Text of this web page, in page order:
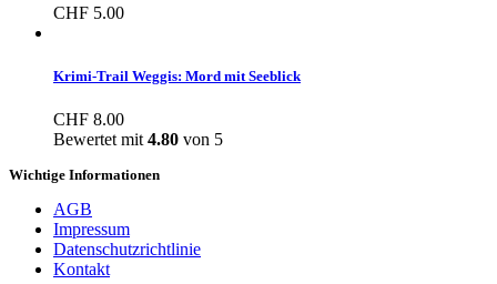
CHF 5.00
Krimi-Trail Weggis: Mord mit Seeblick
CHF 8.00
Bewertet mit 4.80 von 5
Wichtige Informationen
AGB
Impressum
Datenschutzrichtlinie
Kontakt